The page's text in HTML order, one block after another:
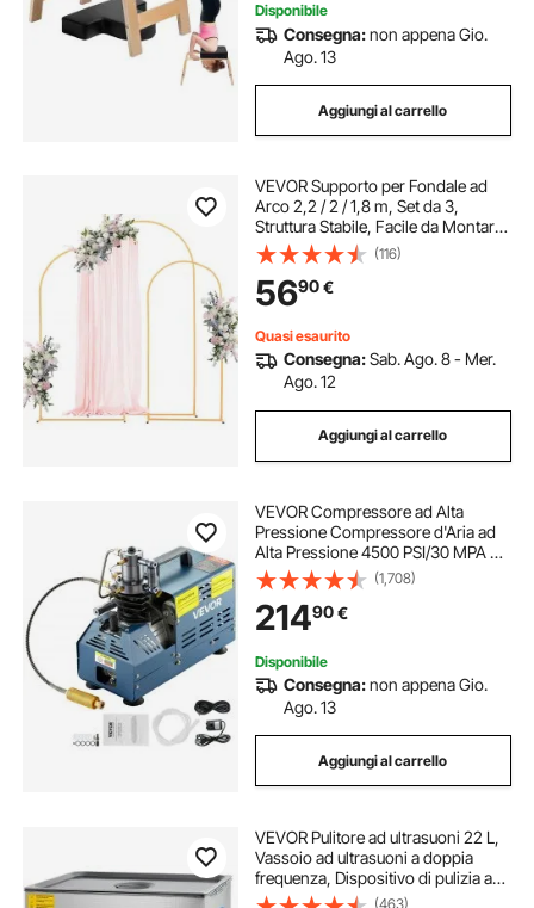
Disponibile
Consegna:non appena Gio.
Ago. 13
Aggiungi al carrello
VEVOR Supporto per Fondale ad
Arco 2,2 / 2 / 1,8 m, Set da 3,
Struttura Stabile, Facile da Montare,
Set di Fondali ad Arco per Feste per
Matrimoni, Feste di Compleanno,
Decorazioni per Cerimonie
(116)
5690€
Quasi esaurito
Consegna:Sab. Ago. 8 - Mer.
Ago. 12
Aggiungi al carrello
VEVOR Compressore ad Alta
Pressione Compressore d'Aria ad
Alta Pressione 4500 PSI/30 MPA da
1800 W 220 V per Carabina da
Paintball, PCP, Bombola da
Immersione con Scarico
Automatico
(1,708)
21490€
Disponibile
Consegna:non appena Gio.
Ago. 13
Aggiungi al carrello
VEVOR Pulitore ad ultrasuoni 22 L,
Vassoio ad ultrasuoni a doppia
frequenza, Dispositivo di pulizia ad
ultrasuoni in acciaio inossidabile,
(463)